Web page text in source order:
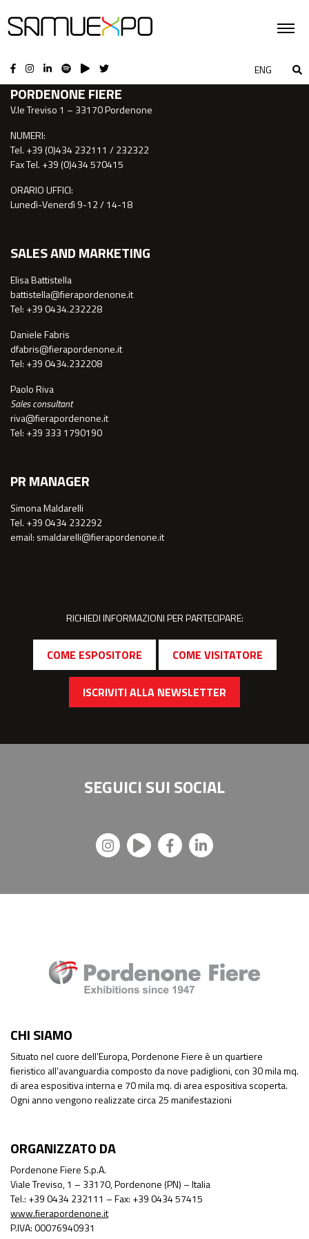
ENG
CONTATTI
PORDENONE FIERE
V.le Treviso 1 – 33170 Pordenone
NUMERI:
Tel. +39 (0)434 232111 / 232322
Fax Tel. +39 (0)434 570415
ORARIO UFFICI:
Lunedì-Venerdì 9-12 / 14-18
SALES AND MARKETING
Elisa Battistella
battistella@fierapordenone.it
Tel: +39 0434.232228
Daniele Fabris
dfabris@fierapordenone.it
Tel: +39 0434.232208
Paolo Riva
Sales consultant
riva@fierapordenone.it
Tel: +39 333 1790190
PR MANAGER
Simona Maldarelli
Tel. +39 0434 232292
email: smaldarelli@fierapordenone.it
RICHIEDI INFORMAZIONI PER PARTECIPARE:
COME ESPOSITORE COME VISITATORE
ISCRIVITI ALLA NEWSLETTER
SEGUICI SUISOCIAL
CHI SIAMO
Situato nel cuore dell’Europa, Pordenone Fiere è un quartiere
fieristico all’avanguardia composto da nove padiglioni, con 30 mila mq.
di area espositiva interna e 70 mila mq. di area espositiva scoperta.
Ogni anno vengono realizzate circa 25 manifestazioni
ORGANIZZATO DA
Pordenone Fiere S.p.A.
Viale Treviso, 1 – 33170, Pordenone (PN) – Italia
Tel.: +39 0434 232111 – Fax: +39 0434 57415
www.fierapordenone.it
P.IVA: 00076940931